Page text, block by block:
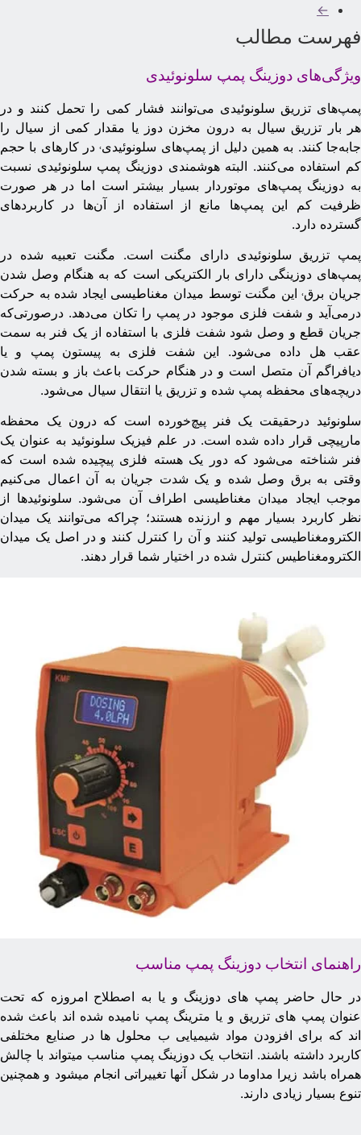
←
فهرست مطالب
ویژگی‌های دوزینگ پمپ سلونوئیدی
پمپ‌های تزریق سلونوئیدی می‌توانند فشار کمی را تحمل کنند و در
هر بار تزریق سیال به درون مخزن دوز یا مقدار کمی از سیال را
جابه‌جا کنند. به همین دلیل از پمپ‌های سلونوئیدی˓ در کارهای با حجم
کم استفاده می‌کنند. البته هوشمندی دوزینگ پمپ سلونوئیدی نسبت
به دوزینگ پمپ‌های موتوردار بسیار بیشتر است اما در هر صورت
ظرفیت کم این پمپ‌ها مانع از استفاده از آن‌ها در کاربردهای
گسترده دارد.
پمپ تزریق سلونوئیدی دارای مگنت است. مگنت تعبیه شده در
پمپ‌های دوزینگی دارای بار الکتریکی است که به هنگام وصل شدن
جریان برق˓ این مگنت توسط میدان مغناطیسی ایجاد شده به حرکت
درمی‌آید و شفت فلزی موجود در پمپ را تکان می‌دهد. درصورتی‌که
جریان قطع و وصل شود شفت فلزی با استفاده از یک فنر به سمت
عقب هل داده می‌شود. این شفت فلزی به پیستون پمپ و یا
دیافراگم آن متصل است و در هنگام حرکت باعث باز و بسته شدن
دریچه‌های محفظه پمپ شده و تزریق یا انتقال سیال می‌شود.
سلونوئید درحقیقت یک فنر پیچ‌خورده است که درون یک محفظه
مارپیچی قرار داده شده است. در علم فیزیک سلونوئید به عنوان یک
فنر شناخته می‌شود که دور یک هسته فلزی پیچیده شده است که
وقتی به برق وصل شده و یک شدت جریان به آن اعمال می‌کنیم
موجب ایجاد میدان مغناطیسی اطراف آن می‌شود. سلونوئیدها از
نظر کاربرد بسیار مهم و ارزنده هستند؛ چراکه می‌توانند یک میدان
الکترومغناطیسی تولید کنند و آن را کنترل کنند و در اصل یک میدان
الکترومغناطیس کنترل شده در اختیار شما قرار دهند.
راهنمای انتخاب دوزینگ پمپ مناسب
در حال حاضر پمپ های دوزینگ و یا به اصطلاح امروزه که تحت
عنوان پمپ های تزریق و یا مترینگ پمپ نامیده شده اند باعث شده
اند که برای افزودن مواد شیمیایی ب محلول ها در صنایع مختلفی
کاربرد داشته باشند. انتخاب یک دوزینگ پمپ مناسب میتواند با چالش
همراه باشد زیرا مداوما در شکل آنها تغییراتی انجام میشود و همچنین
تنوع بسیار زیادی دارند.